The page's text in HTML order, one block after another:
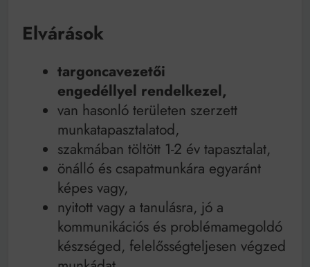
Elvárások
targoncavezetői
engedéllyel rendelkezel,
van hasonló területen szerzett
munkatapasztalatod,
szakmában töltött 1-2 év tapasztalat,
önálló és csapatmunkára egyaránt
képes vagy,
nyitott vagy a tanulásra, jó a
kommunikációs és problémamegoldó
készséged, felelősségteljesen végzed